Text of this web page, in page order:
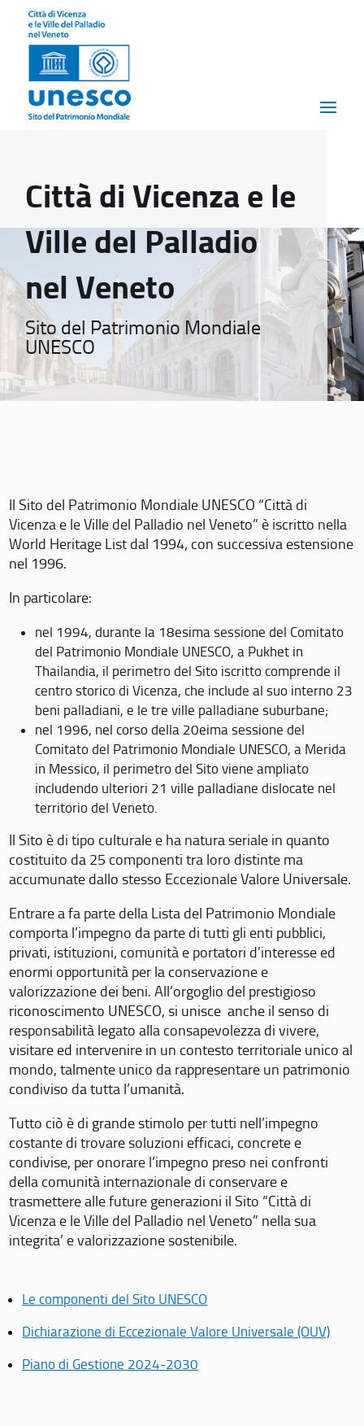
Città di Vicenza e le
Ville del Palladio
nel Veneto
Sito del Patrimonio Mondiale
UNESCO
Il Sito del Patrimonio Mondiale UNESCO “Città di
Vicenza e le Ville del Palladio nel Veneto” è iscritto nella
World Heritage List dal 1994, con successiva estensione
nel 1996.
In particolare:
nel 1994, durante la 18esima sessione del Comitato
del Patrimonio Mondiale UNESCO, a Pukhet in
Thailandia, il perimetro del Sito iscritto comprende il
centro storico di Vicenza, che include al suo interno 23
beni palladiani, e le tre ville palladiane suburbane;
nel 1996, nel corso della 20eima sessione del
Comitato del Patrimonio Mondiale UNESCO, a Merida
in Messico, il perimetro del Sito viene ampliato
includendo ulteriori 21 ville palladiane dislocate nel
territorio del Veneto.
Il Sito è di tipo culturale e ha natura seriale in quanto
costituito da 25 componenti tra loro distinte ma
accumunate dallo stesso Eccezionale Valore Universale.
Entrare a fa parte della Lista del Patrimonio Mondiale
comporta l’impegno da parte di tutti gli enti pubblici,
privati, istituzioni, comunità e portatori d’interesse ed
enormi opportunità per la conservazione e
valorizzazione dei beni. All’orgoglio del prestigioso
riconoscimento UNESCO, si unisce anche il senso di
responsabilità legato alla consapevolezza di vivere,
visitare ed intervenire in un contesto territoriale unico al
mondo, talmente unico da rappresentare un patrimonio
condiviso da tutta l’umanità.
Tutto ciò è di grande stimolo per tutti nell’impegno
costante di trovare soluzioni efficaci, concrete e
condivise, per onorare l’impegno preso nei confronti
della comunità internazionale di conservare e
trasmettere alle future generazioni il Sito “Città di
Vicenza e le Ville del Palladio nel Veneto” nella sua
integrita’ e valorizzazione sostenibile.
Le componenti del Sito UNESCO
Dichiarazione di Eccezionale Valore Universale (OUV)
Piano di Gestione 2024-2030